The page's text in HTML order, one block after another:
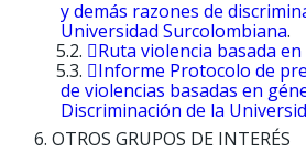
y demás razones de
Universidad Surcolombiana.
Ruta violencia basada
Informe Protocolo de
de violencias basadas en
Discriminación de la
OTROS GRUPOS DE INTERÉS